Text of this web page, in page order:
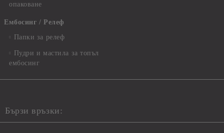
опаковане
Ембосинг / Релеф
Папки за релеф
Пудри и мастила за топъл
ембосинг
Бързи връзки: